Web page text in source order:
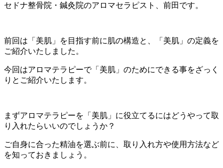
セドナ整骨院・鍼灸院のアロマセラピスト、前田です。
前回は「美肌」を目指す前に肌の構造と、「美肌」の定義を
ご紹介いたしました。
今回はアロマテラピーで「美肌」のためにできる事をざっく
りとご紹介いたします。
まずアロマテラピーを「美肌」に役立てるにはどうやって取
り入れたらいいのでしょうか？
ご自身に合った精油を選ぶ前に、取り入れ方や使用方法など
を知っておきましょう。